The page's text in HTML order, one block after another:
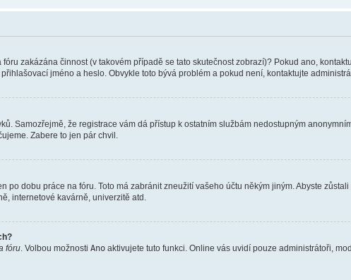
zakázána činnost (v takovém případě se tato skutečnost zobrazí)? Pokud ano,
jméno a heslo. Obvykle toto bývá problém a pokud není, kontaktujte
Samozřejmě, že registrace vám dá přístup k ostatním službám nedostupným
Zabere to jen pár chvil.
po dobu práce na fóru. Toto má zabránit zneužití vašeho účtu někým jiným. Abyste
internetové kavárně, univerzitě atd.
fóru . Volbou možnosti Ano aktivujete tuto funkci. Online vás uvidí pouze administrátoři,